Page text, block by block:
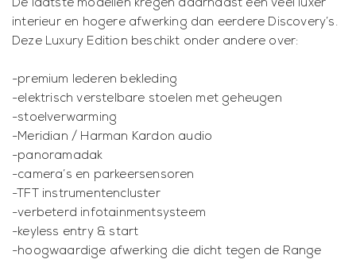
De laatste modellen kregen daarnaast een veel luxer
interieur en hogere afwerking dan eerdere Discovery’s.
Deze Luxury Edition beschikt onder andere over:
-premium lederen bekleding
-elektrisch verstelbare stoelen met geheugen
-stoelverwarming
-Meridian / Harman Kardon audio
-panoramadak
-camera’s en parkeersensoren
-TFT instrumentencluster
-verbeterd infotainmentsysteem
-keyless entry & start
-hoogwaardige afwerking die dicht tegen de Range